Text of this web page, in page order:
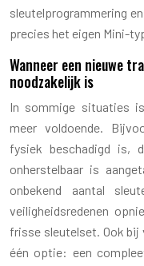
sleutelprogrammering
precies het eigen Mini-
Wanneer een nieuwe
noodzakelijk is
In sommige situaties
meer voldoende.
fysiek beschadigd is,
onherstelbaar is
onbekend aantal
veiligheidsredenen
frisse sleutelset. Ook bij
één optie: een